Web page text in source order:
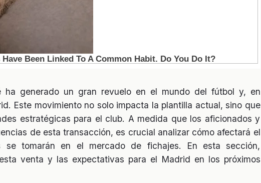
ha generado un gran revuelo en el mundo del fútbol y, en
Este movimiento no solo impacta la plantilla actual, sino que
estratégicas para el club. A medida que los aficionados y
de esta transacción, es crucial analizar cómo afectará el
tomarán en el mercado de fichajes. En esta sección,
venta y las expectativas para el Madrid en los próximos